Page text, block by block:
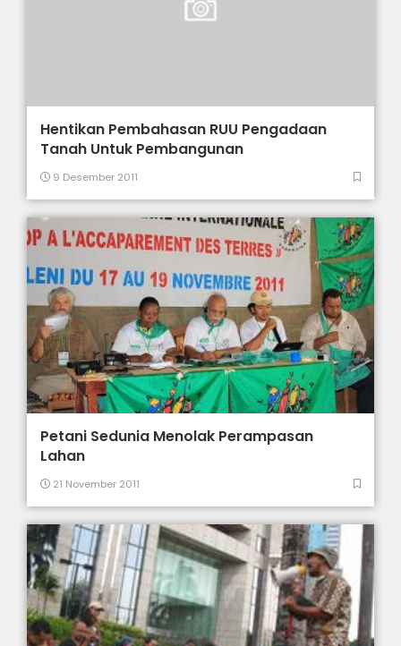
Hentikan Pembahasan RUU Pengadaan
Tanah Untuk Pembangunan
9 Desember 2011
Petani Sedunia Menolak Perampasan
Lahan
21 November 2011